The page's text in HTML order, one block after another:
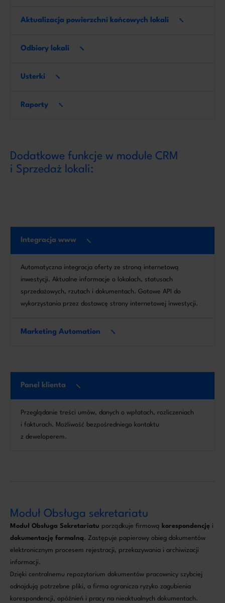
Aktualizacja powierzchni końcowych lokali
Odbiory lokali
Usterki
Raporty
Dodatkowe funkcje w module CRM
i Sprzedaż lokali:
Integracja www
Automatyczna integracja oferty ze stroną internetową
inwestycji. Aktualne informacje o lokalach, statusach
sprzedażowych, rzutach i dokumentach. Gotowe API do
wykorzystania przez dostawcę strony internetowej inwestycji.
Marketing Automation
Panel klienta
Przeglądanie treści umów, danych o wpłatach, rozliczeniach
i fakturach. Możliwość bezpośredniego kontaktu
z deweloperem.
Moduł Obsługa sekretariatu
Moduł Obsługa Sekretariatu porządkuje firmową korespondencję i
dokumentację formalną. Zastępuje papierowy obieg dokumentów
elektronicznym procesem rejestracji, przekazywania i archiwizacji
informacji.
Dzięki centralnemu repozytorium dokumentów pracownicy szybciej
odnajdują potrzebne pliki, a firma ogranicza ryzyko zagubienia
korespondencji, opóźnień i pracy na nieaktualnych dokumentach.